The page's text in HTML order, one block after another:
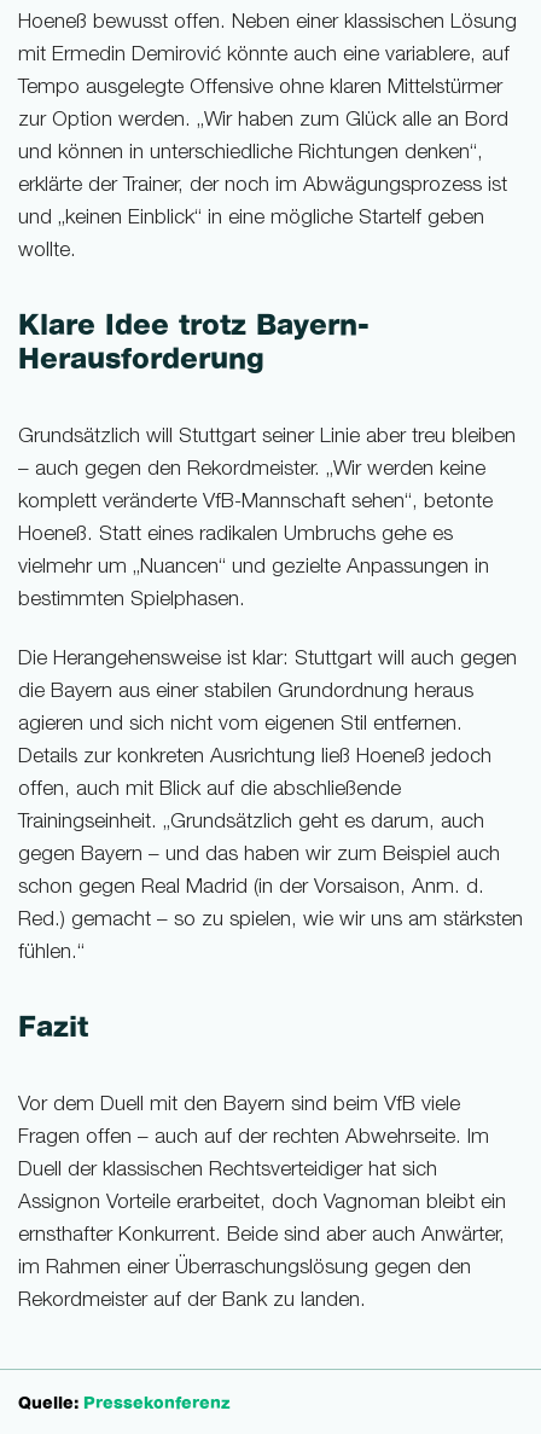
Hoeneß bewusst offen. Neben einer klassischen Lösung
mit Ermedin Demirović könnte auch eine variablere, auf
Tempo ausgelegte Offensive ohne klaren Mittelstürmer
zur Option werden. „Wir haben zum Glück alle an Bord
und können in unterschiedliche Richtungen denken“,
erklärte der Trainer, der noch im Abwägungsprozess ist
und „keinen Einblick“ in eine mögliche Startelf geben
wollte.
Klare Idee trotz Bayern-
Herausforderung
Grundsätzlich will Stuttgart seiner Linie aber treu bleiben
– auch gegen den Rekordmeister. „Wir werden keine
komplett veränderte VfB-Mannschaft sehen“, betonte
Hoeneß. Statt eines radikalen Umbruchs gehe es
vielmehr um „Nuancen“ und gezielte Anpassungen in
bestimmten Spielphasen.
Die Herangehensweise ist klar: Stuttgart will auch gegen
die Bayern aus einer stabilen Grundordnung heraus
agieren und sich nicht vom eigenen Stil entfernen.
Details zur konkreten Ausrichtung ließ Hoeneß jedoch
offen, auch mit Blick auf die abschließende
Trainingseinheit. „Grundsätzlich geht es darum, auch
gegen Bayern – und das haben wir zum Beispiel auch
schon gegen Real Madrid (in der Vorsaison, Anm. d.
Red.) gemacht – so zu spielen, wie wir uns am stärksten
fühlen.“
Fazit
Vor dem Duell mit den Bayern sind beim VfB viele
Fragen offen – auch auf der rechten Abwehrseite. Im
Duell der klassischen Rechtsverteidiger hat sich
Assignon Vorteile erarbeitet, doch Vagnoman bleibt ein
ernsthafter Konkurrent. Beide sind aber auch Anwärter,
im Rahmen einer Überraschungslösung gegen den
Rekordmeister auf der Bank zu landen.
Quelle: Pressekonferenz